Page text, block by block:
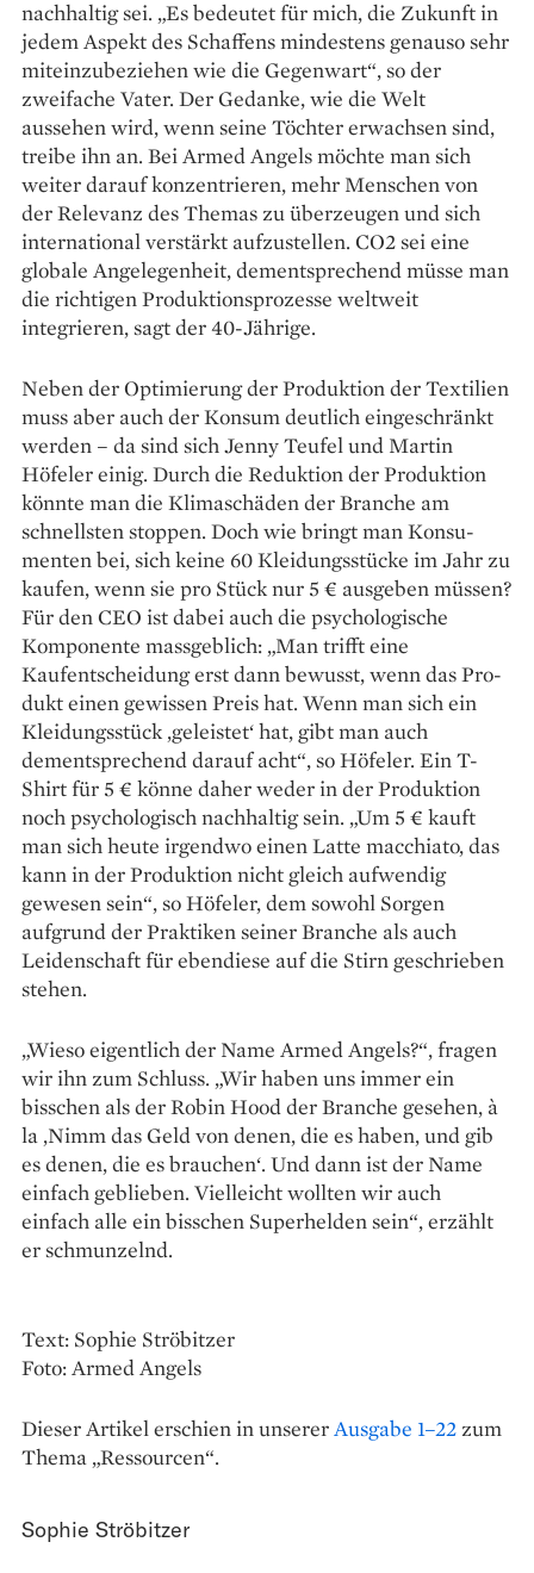
nachhaltig sei. „Es bedeutet für mich, die Zukunft in
jedem Aspekt des Schaffens mindestens genauso sehr
miteinzubeziehen wie die Gegenwart“, so der
zweifache Vater. Der Gedanke, wie die Welt
aussehen wird, wenn seine Töchter erwachsen sind,
treibe ihn an. Bei Armed Angels möchte man sich
weiter darauf konzentrieren, mehr Menschen von
der Relevanz des Themas zu überzeugen und sich
international verstärkt aufzustellen. CO2 sei eine
globale Angelegenheit, dementsprechend müsse man
die richtigen Produktionsprozesse weltweit
integrieren, sagt der 40-Jährige.
Neben der Optimierung der Produktion der Textilien
muss aber auch der Konsum deutlich eingeschränkt
werden – da sind sich Jenny Teufel und Martin
Höfeler einig. Durch die Reduktion der Produktion
könnte man die Klimaschäden der Branche am
schnellsten stoppen. Doch wie bringt man Konsu­
menten bei, sich keine 60 Kleidungsstücke im Jahr zu
kaufen, wenn sie pro Stück nur 5 € ausgeben müssen?
Für den CEO ist dabei auch die psychologische
Komponente massgeblich: „Man trifft eine
Kaufentscheidung erst dann bewusst, wenn das Pro­
dukt einen gewissen Preis hat. Wenn man sich ein
Kleidungsstück ‚geleistet‘ hat, gibt man auch
dementsprechend da­rauf acht“, so Höfeler. Ein T-
Shirt für 5 € könne daher weder in der Produktion
noch psychologisch nachhaltig sein. „Um 5 € kauft
man sich ­heute irgendwo einen Latte macchiato, das
kann in der Produk­tion nicht gleich aufwendig
gewesen sein“, so Höfeler, dem sowohl Sorgen
aufgrund der Praktiken seiner Branche als auch
Leidenschaft für ebendiese auf die Stirn geschrieben
stehen.
„Wieso eigentlich der Name Armed Angels?“, fragen
wir ihn zum Schluss. „Wir haben uns immer ein
bisschen als der Robin Hood der Branche gesehen, à
la ‚Nimm das Geld von denen, die es haben, und gib
es denen, die es brauchen‘. Und dann ist der Name
einfach geblieben. Vielleicht wollten wir auch
einfach alle ein bisschen Superhelden sein“, erzählt
er schmunzelnd.
Text: Sophie Ströbitzer
Foto: Armed Angels
Dieser Artikel erschien in unsererAusgabe 1–22zum
Thema „Ressourcen“.
Sophie Ströbitzer